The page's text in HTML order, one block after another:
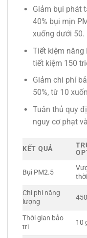
Giảm bụi phát
40% bụi mịn
xuống dưới 50.
Tiết kiệm năng
tiết kiệm 150
Giảm chi phí
50%, từ 10
Tuân thủ quy
nguy cơ phạt
KẾT QUẢ
Bụi PM2.5
Chi phí năng
lượng
Thời gian bảo
trì
10